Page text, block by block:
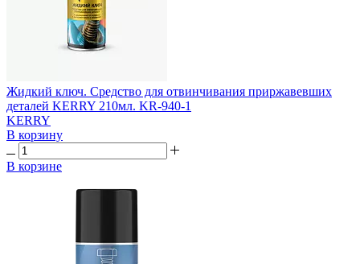
Жидкий ключ. Средство для отвинчивания приржавевших
деталей KERRY 210мл. KR-940-1
KERRY
В корзину
В корзине